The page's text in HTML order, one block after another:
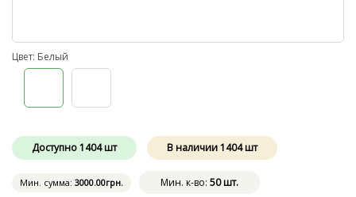
Цвет: Белый
Доступно1404 шт В наличии1404шт
Мин. сумма: 3000.00грн. Мин. к-во: 50 шт.